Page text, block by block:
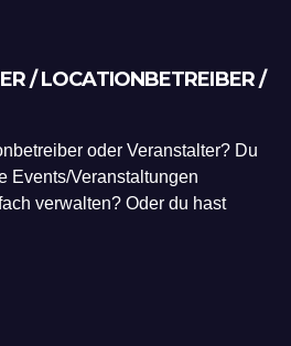
/ LOCATIONBETREIBER /
oder Veranstalter? Du
Events/Veranstaltungen
verwalten? Oder du hast